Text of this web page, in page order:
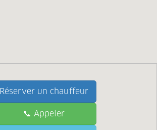
📞 Call
Réserver un chauffeur
📞 Appeler